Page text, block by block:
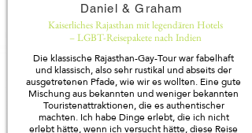
Daniel & Graham
Kaiserliches Rajasthan mit legendären Hotels
– LGBT-Reisepakete nach Indien
Die klassische Rajasthan-Gay-Tour war fabelhaft
und klassisch, also sehr rustikal und abseits der
ausgetretenen Pfade, wie wir es wollten. Eine gute
Mischung aus bekannten und weniger bekannten
Touristenattraktionen, die es authentischer
machten. Ich habe Dinge erlebt, die ich nicht
erlebt hätte, wenn ich versucht hätte, diese Reise